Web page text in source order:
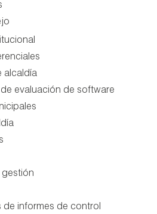
alcaldía
evaluación de software
gestión
de informes de control